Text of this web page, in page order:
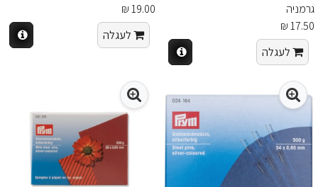
גרמניה
17.50 ₪
לעגלה
19.00 ₪
לעגלה